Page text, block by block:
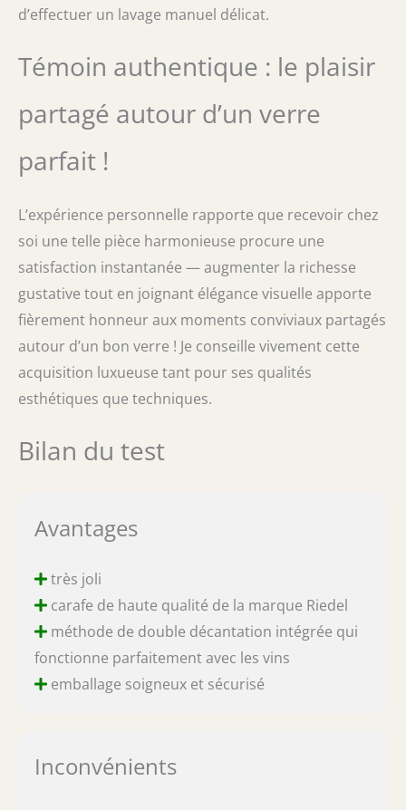
d’effectuer un lavage manuel délicat.
Témoin authentique : le plaisir
partagé autour d’un verre
parfait !
L’expérience personnelle rapporte que recevoir chez
soi une telle pièce harmonieuse procure une
satisfaction instantanée — augmenter la richesse
gustative tout en joignant élégance visuelle apporte
fièrement honneur aux moments conviviaux partagés
autour d’un bon verre ! Je conseille vivement cette
acquisition luxueuse tant pour ses qualités
esthétiques que techniques.
Bilan du test
Avantages
très joli
carafe de haute qualité de la marque Riedel
méthode de double décantation intégrée qui
fonctionne parfaitement avec les vins
emballage soigneux et sécurisé
Inconvénients